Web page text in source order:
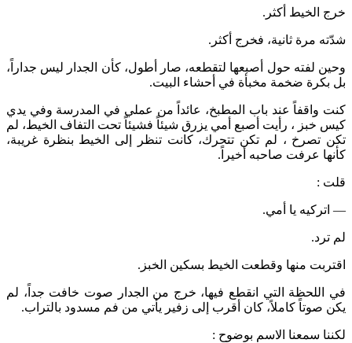
خرج الخيط أكثر.
شدّته مرة ثانية، فخرج أكثر.
وحين لفته حول أصبعها لتقطعه، صار أطول، كأن الجدار ليس جداراً،
بل بكرة ضخمة مخبأة في أحشاء البيت.
كنت واقفاً عند باب المطبخ، عائداً من عملي في المدرسة وفي يدي
كيس خبز ، رأيت أصبع أمي يزرق شيئاً فشيئاً تحت التفاف الخيط، لم
تكن تصرخ ، لم تكن تتحرك، كانت تنظر إلى الخيط بنظرة غريبة،
كأنها عرفت صاحبه أخيراً.
قلت :
— اتركيه يا أمي.
لم ترد.
اقتربت منها وقطعت الخيط بسكين الخبز.
في اللحظة التي انقطع فيها، خرج من الجدار صوت خافت جداً، لم
يكن صوتاً كاملاً، كان أقرب إلى زفير يأتي من فم مسدود بالتراب.
لكننا سمعنا الاسم بوضوح :